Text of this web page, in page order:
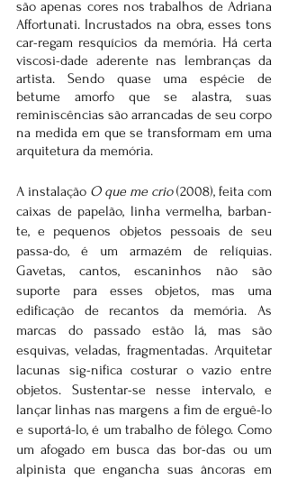
são apenas cores nos trabalhos de Adriana
Affortunati. Incrustados na obra, esses tons
car-regam resquícios da memória. Há certa
viscosi-dade aderente nas lembranças da
artista. Sendo quase uma espécie de
betume amorfo que se alastra, suas
reminiscências são arrancadas de seu corpo
na medida em que se transformam em uma
arquitetura da memória.
A instalação O que me crio (2008), feita com
caixas de papelão, linha vermelha, barban-
te, e pequenos objetos pessoais de seu
passa-do, é um armazém de relíquias.
Gavetas, cantos, escaninhos não são
suporte para esses objetos, mas uma
edificação de recantos da memória. As
marcas do passado estão lá, mas são
esquivas, veladas, fragmentadas. Arquitetar
lacunas sig-nifica costurar o vazio entre
objetos. Sustentar-se nesse intervalo, e
lançar linhas nas margens a fim de erguê-lo
e suportá-lo, é um trabalho de fôlego. Como
um afogado em busca das bor-das ou um
alpinista que engancha suas âncoras em